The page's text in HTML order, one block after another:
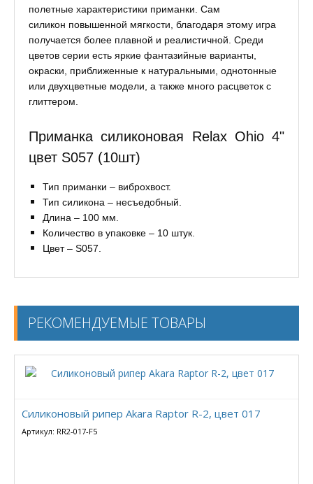
полетные характеристики приманки. Сам
силикон повышенной мягкости, благодаря этому игра
получается более плавной и реалистичной. Среди
цветов серии есть яркие фантазийные варианты,
окраски, приближенные к натуральными, однотонные
или двухцветные модели, а также много расцветок с
глиттером.
Приманка силиконовая Relax Ohio 4"
цвет S057 (10шт)
Тип приманки – виброхвост.
Тип силикона – несъедобный.
Длина – 100 мм.
Количество в упаковке – 10 штук.
Цвет – S057.
РЕКОМЕНДУЕМЫЕ ТОВАРЫ
Силиконовый рипер Akara Raptor R-2, цвет 017
Артикул: RR2-017-F5